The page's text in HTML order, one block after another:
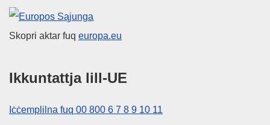
Unjoni Ewropea
Skopri aktar fuq europa.eu
Ikkuntattja lill-UE
Iċċemplilna fuq 00 800 6 7 8 9 10 11